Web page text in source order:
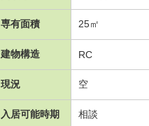
専有面積 25㎡
建物構造 RC
現況 空
入居可能時期 相談